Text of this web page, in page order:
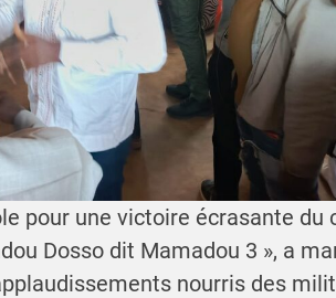
pour une victoire écrasante du
Dosso dit Mamadou 3 », a
nourris des